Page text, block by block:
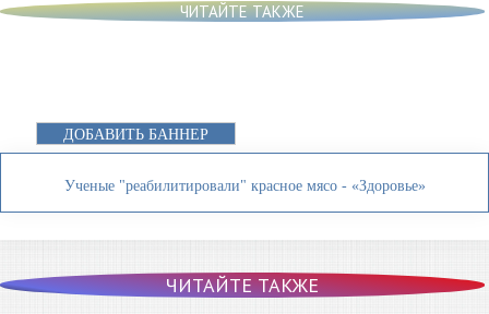
ЧИТАЙТЕ ТАКЖЕ
ДОБАВИТЬ БАННЕР
Ученые "реабилитировали" красное мясо - «Здоровье»
ЧИТАЙТЕ ТАКЖЕ